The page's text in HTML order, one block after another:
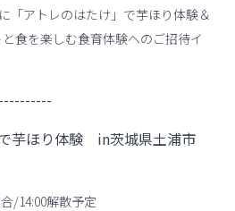
「アトレのはたけ」で芋ほり体験＆
食を楽しむ食育体験へのご招待イ
芋ほり体験 in茨城県土浦市
/14:00解散予定